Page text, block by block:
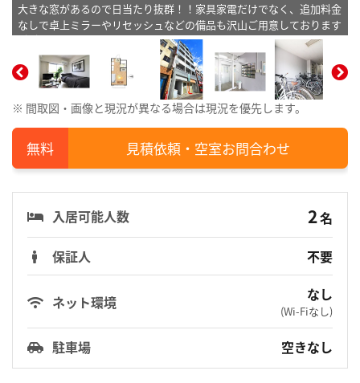
大きな窓があるので日当たり抜群！！家具家電だけでなく、追加料金
なしで卓上ミラーやリセッシュなどの備品も沢山ご用意しております
(＾＾)※植木と額とクッションなどの装飾は写真用です。
※ 間取図・画像と現況が異なる場合は現況を優先します。
見積依頼・空室お問合わせ
入居可能人数 2名
保証人
不要
ネット環境 なし
(Wi-Fiなし)
駐車場 空きなし